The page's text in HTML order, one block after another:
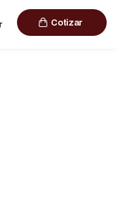
Cotizar